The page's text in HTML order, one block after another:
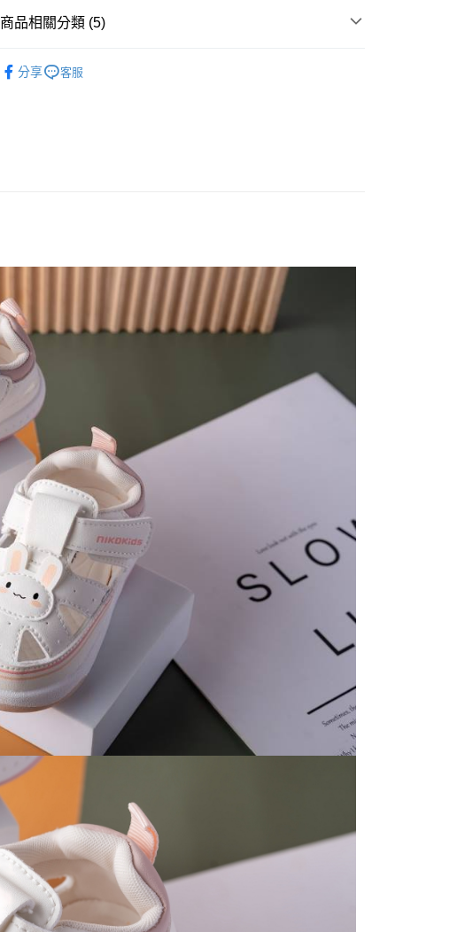
每筆NT$68，滿NT$699(含以上)免運費
每筆NT$85，滿NT$699(含以上)免運費
商品相關分類 (5)
分享 客服